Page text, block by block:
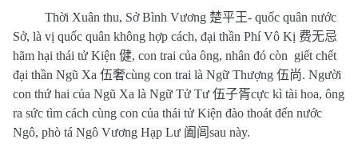
Thời Xuân thu, Sở Bình Vương 楚平王- quốc quân nước
Sở, là vị quốc quân không hợp cách, đại thần Phí Vô Kị 费无忌
hãm hại thái tử Kiện 健, con trai của ông, nhân đó còn giết chết
đại thần Ngũ Xa 伍奢cùng con trai là Ngữ Thượng 伍尚. Người
con thứ hai của Ngũ Xa là Ngữ Tử Tư 伍子胥cực kì tài hoa, ông
ra sức tìm cách cùng con của thái tử Kiện đào thoát đến nước
Ngô, phò tá Ngô Vương Hạp Lư 阖闾 sau này.